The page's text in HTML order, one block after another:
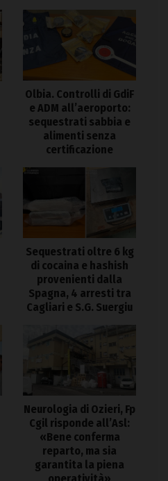
Olbia. Controlli di GdiF
e ADM all’aeroporto:
sequestrati sabbia e
alimenti senza
certificazione
Sequestrati oltre 6 kg
di cocaina e hashish
provenienti dalla
Spagna, 4 arresti tra
Cagliari e S.G. Suergiu
Neurologia di Ozieri, Fp
Cgil risponde all’Asl:
«Bene conferma
reparto, ma sia
garantita la piena